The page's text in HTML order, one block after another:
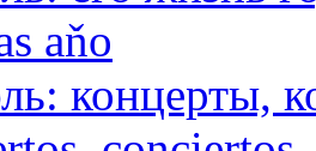
aňo
концерты,